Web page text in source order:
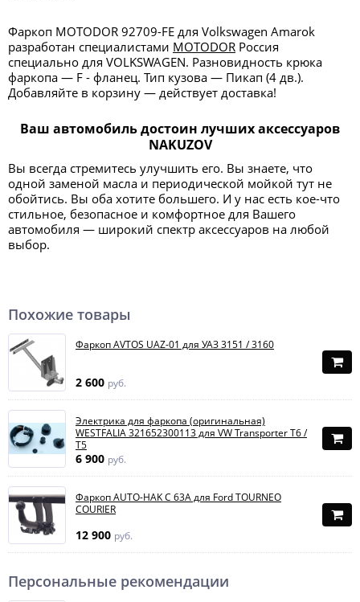
Фаркоп MOTODOR 92709-FE для Volkswagen Amarok
разработан специалистами MOTODOR Россия
специально для VOLKSWAGEN. Разновидность крюка
фаркопа — F - фланец. Тип кузова — Пикап (4 дв.).
Добавляйте в корзину — действует доставка!
Ваш автомобиль достоин лучших аксессуаров
NAKUZOV
Вы всегда стремитесь улучшить его. Вы знаете, что
одной заменой масла и периодической мойкой тут не
обойтись. Вы оба хотите большего. И у нас есть кое-что
стильное, безопасное и комфортное для Вашего
автомобиля — широкий спектр аксессуаров на любой
выбор.
Похожие товары
Фаркоп AVTOS UAZ-01 для УАЗ 3151 / 3160
2 600 руб.
Электрика для фаркопа (оригинальная)
WESTFALIA 321652300113 для VW Transporter T6 /
T5
6 900 руб.
Фаркоп AUTO-HAK C 63A для Ford TOURNEO
COURIER
12 900 руб.
Персональные рекомендации